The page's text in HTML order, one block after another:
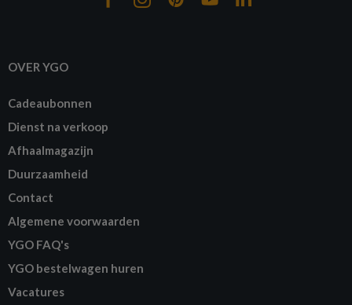
OVER YGO
Cadeaubonnen
Dienst na verkoop
Afhaalmagazijn
Duurzaamheid
Contact
Algemene voorwaarden
YGO FAQ's
YGO bestelwagen huren
Vacatures